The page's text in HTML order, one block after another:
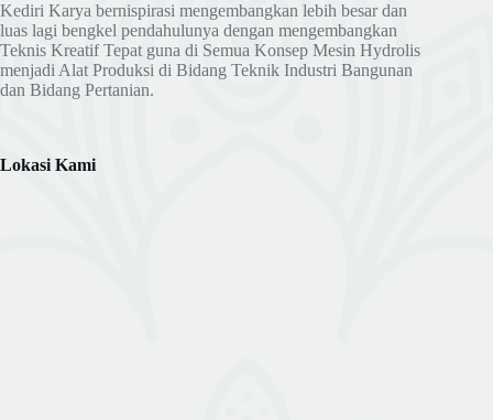
Kediri Karya bernispirasi mengembangkan lebih besar dan
luas lagi bengkel pendahulunya dengan mengembangkan
Teknis Kreatif Tepat guna di Semua Konsep Mesin Hydrolis
menjadi Alat Produksi di Bidang Teknik Industri Bangunan
dan Bidang Pertanian.
Lokasi Kami